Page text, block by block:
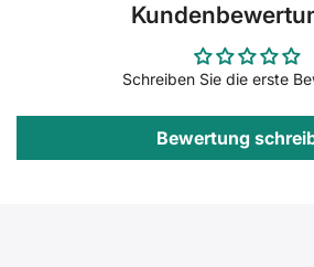
Schreiben Sie die erste
Bewertung